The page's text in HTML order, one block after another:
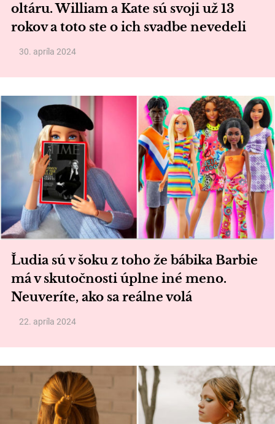
oltáru. William a Kate sú svoji už 13
rokov a toto ste o ich svadbe nevedeli
30. apríla 2024
Ľudia sú v šoku z toho že bábika Barbie
má v skutočnosti úplne iné meno.
Neuveríte, ako sa reálne volá
22. apríla 2024